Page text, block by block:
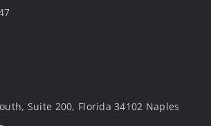
Suite 200, Florida 34102 Naples